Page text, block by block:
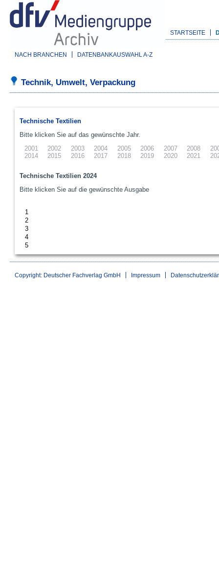
STARTSEITE
NACH BRANCHEN DATENBANKAUSWAHL A-Z
Technik, Umwelt, Verpackung
Technische Textilien
Bitte klicken Sie auf das gewünschte Jahr.
2001
2002 2003 2004 2005 2006 2007 2008
2014
2015 2016 2017 2018 2019 2020 2021
Technische Textilien 2024
Bitte klicken Sie auf die gewünschte Ausgabe
1
2
3
4
5
Copyright: Deutscher Fachverlag GmbH Impressum